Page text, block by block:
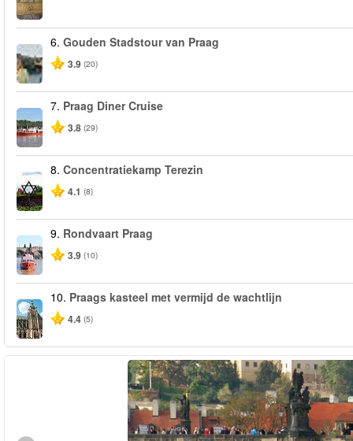
6. Gouden Stadstour van Praag
3.9 (20)
7. Praag Diner Cruise
3.8 (29)
8. Concentratiekamp Terezin
4.1 (8)
9. Rondvaart Praag
3.9 (10)
10. Praags kasteel met vermijd de wachtlijn
4.4 (5)